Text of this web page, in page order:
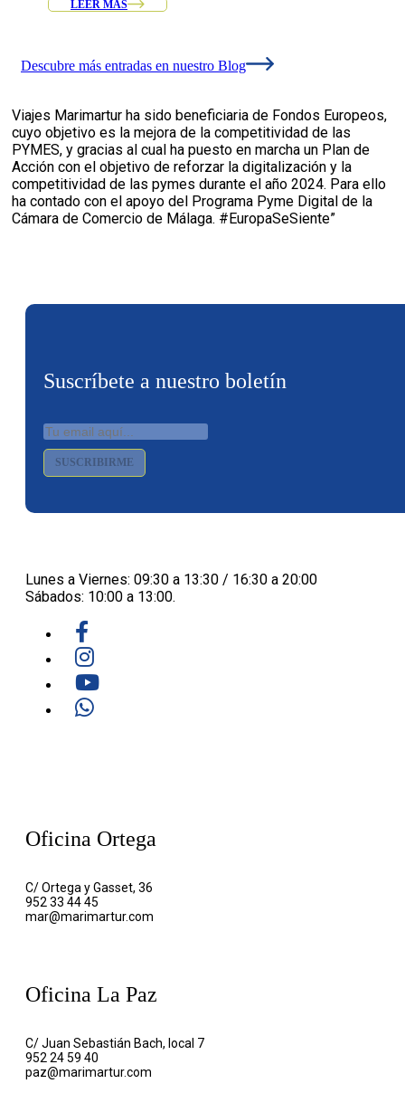
LEER MÁS
Descubre más entradas en nuestro Blog
Viajes Marimartur ha sido beneficiaria de Fondos Europeos,
cuyo objetivo es la mejora de la competitividad de las
PYMES, y gracias al cual ha puesto en marcha un Plan de
Acción con el objetivo de reforzar la digitalización y la
competitividad de las pymes durante el año 2024. Para ello
ha contado con el apoyo del Programa Pyme Digital de la
Cámara de Comercio de Málaga. #EuropaSeSiente”
Suscríbete a nuestro boletín
SUSCRIBIRME
Lunes a Viernes: 09:30 a 13:30 / 16:30 a 20:00
Sábados: 10:00 a 13:00.
Oficina Ortega
C/ Ortega y Gasset, 36
952 33 44 45
mar@marimartur.com
Oficina La Paz
C/ Juan Sebastián Bach, local 7
952 24 59 40
paz@marimartur.com